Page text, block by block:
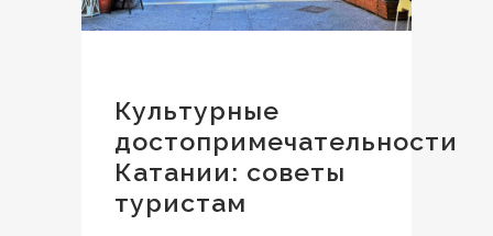
Культурные
достопримечательности
Катании: советы
туристам